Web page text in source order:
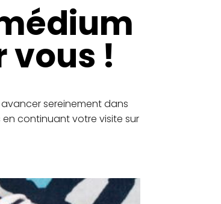
vous !
sereinement dans
continuant votre visite sur